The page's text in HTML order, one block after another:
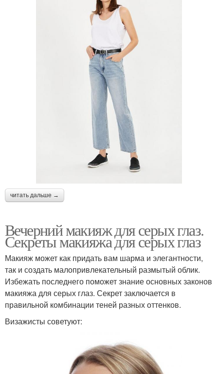
читать дальше →
Вечерний макияж для серых глаз.
Секреты макияжа для серых глаз
Макияж может как придать вам шарма и элегантности,
так и создать малопривлекательный размытый облик.
Избежать последнего поможет знание основных законов
макияжа для серых глаз. Секрет заключается в
правильной комбинации теней разных оттенков.
Визажисты советуют: